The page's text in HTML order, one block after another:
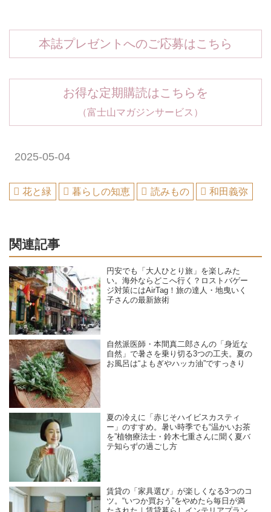
本誌プレゼントへのご応募はこちら
お得な定期購読はこちらを
（富士山マガジンサービス）
2025-05-04
花と緑 暮らしの知恵 読みもの 和田義弥
関連記事
円安でも「大人ひとり旅」を楽しみた
い。海外ならどこへ行く？ロストバゲー
ジ対策にはAirTag！旅の達人・地曳いく
子さんの最新旅術
自然派医師・本間真二郎さんの「身近な
自然」で暑さを乗り切る3つの工夫。夏の
お風呂は“よもぎやハッカ油”ですっきり
夏の冷えに「赤じそハイビスカスティ
ー」のすすめ。暑い時季でも“温かいお茶
を”植物療法士・鈴木七重さんに聞く夏バ
テ知らずの過ごし方
賃貸の「家具選び」が楽しくなる3つのコ
ツ。“いつか買おう”をやめたら毎日が満